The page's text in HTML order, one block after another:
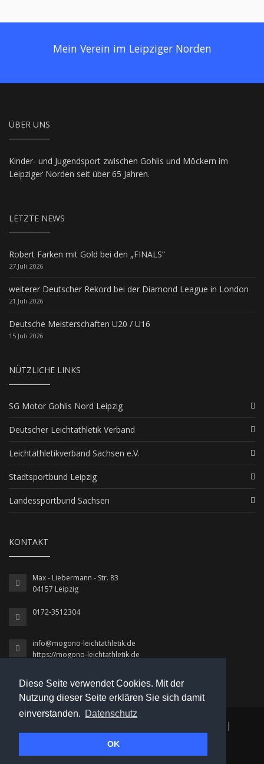
Diese Seite verwendet Cookies. Mit der
Nutzung dieser Seite erklären Sie sich damit
einverstanden. Datenschutz
OK
Mein Verein im Leipziger Norden
ÜBER UNS
Kinder- und Jugendsport zwischen Gohlis und Möckern im
Leipziger Norden seit über 65 Jahren.
LETZTE NEWS
Robert Farken mit Gold bei den „FINALS“
27.Juli 2026
weiterer Deutscher Rekord bei der Diamond League in London
21.Juli 2026
Deutsche Meisterschaften U20 / U16
15.Juli 2026
NÜTZLICHE LINKS
SG Motor Gohlis Nord Leipzig
Deutscher Leichtathletik Verband
Leichtathletikverband Sachsen e.V.
Stadtsportbund Leipzig
Landessportbund Sachsen
KONTAKT
Max - Liebermann - Str. 83
04157 Leipzig
0172-3512304
info@mogono-leichtathletik.de
https://mogono-leichtathletik.de
|
Impressum